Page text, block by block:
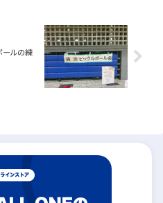
ールの練